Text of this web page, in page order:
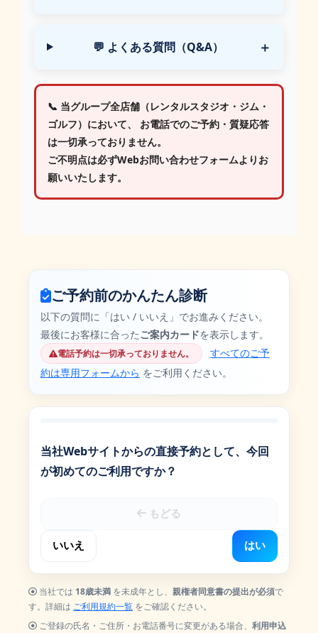
💬 よくある質問（Q&A）
📞 当グループ全店舗（レンタルスタジオ・ジム・
ゴルフ）において、 お電話でのご予約・質疑応答
は一切承っておりません。
ご不明点は必ずWebお問い合わせフォームよりお
願いいたします。
ご予約前のかんたん診断
以下の質問に「はい / いいえ」でお進みください。
最後にお客様に合ったご案内カードを表示します。
電話予約は一切承っておりません。
すべてのご予
約は専用フォームから をご利用ください。
当社Webサイトからの直接予約として、今回
が初めてのご利用ですか？
もどる
いいえ はい
当社では 18歳未満 を未成年とし、 親権者同意書の提出が必須で
す。詳細は ご利用規約一覧 をご確認ください。
ご登録の氏名・ご住所・お電話番号に変更がある場合、 利用申込